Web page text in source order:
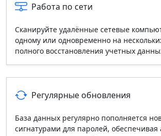
Работа по сети
Сканируйте удалённые сетевые
одному или одновременно на
полного восстановления учетных
Регулярные обновления
База данных регулярно пополняется
сигнатурами для паролей, обеспечивая